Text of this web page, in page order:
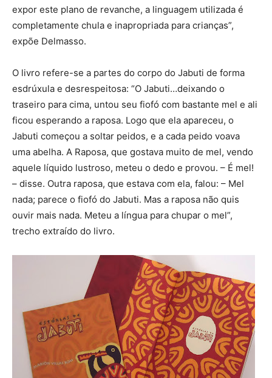
expor este plano de revanche, a linguagem utilizada é
completamente chula e inapropriada para crianças”,
expõe Delmasso.
O livro refere-se a partes do corpo do Jabuti de forma
esdrúxula e desrespeitosa: “O Jabuti…deixando o
traseiro para cima, untou seu fiofó com bastante mel e ali
ficou esperando a raposa. Logo que ela apareceu, o
Jabuti começou a soltar peidos, e a cada peido voava
uma abelha. A Raposa, que gostava muito de mel, vendo
aquele líquido lustroso, meteu o dedo e provou. – É mel!
– disse. Outra raposa, que estava com ela, falou: – Mel
nada; parece o fiofó do Jabuti. Mas a raposa não quis
ouvir mais nada. Meteu a língua para chupar o mel”,
trecho extraído do livro.